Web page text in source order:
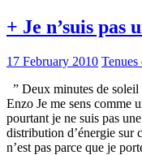
+ Je n’suis pas
17 February 2010
” Deux minutes de
Enzo Je me sens comme
pourtant je ne suis pas
distribution d’énergie sur
n’est pas parce que je